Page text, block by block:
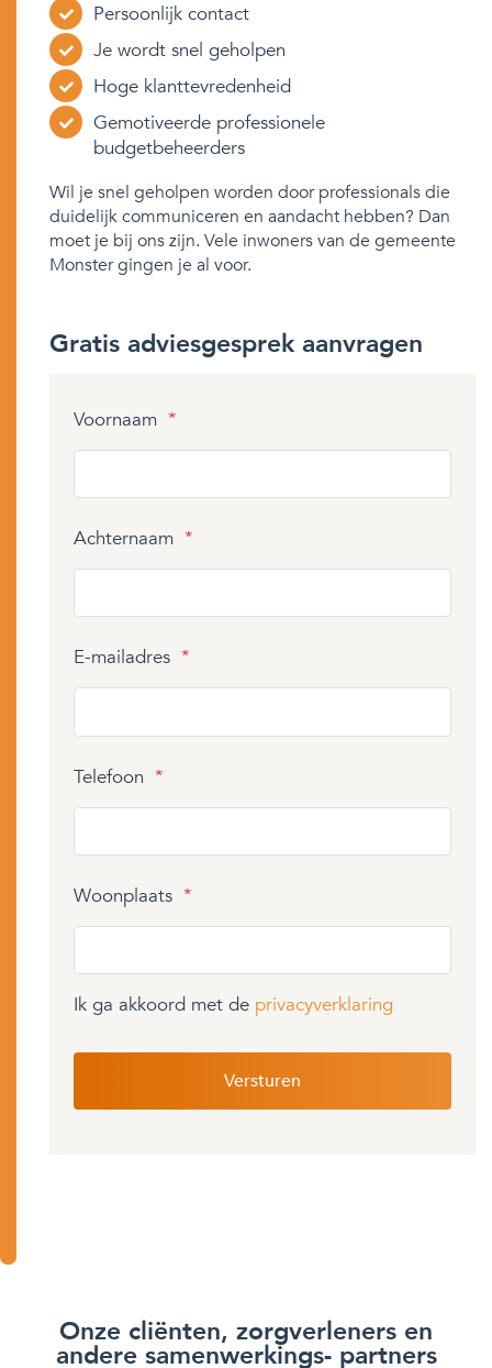
Persoonlijk contact
Je wordt snel geholpen
Hoge klanttevredenheid
Gemotiveerde professionele
budgetbeheerders
Wil je snel geholpen worden door professionals die
duidelijk communiceren en aandacht hebben? Dan
moet je bij ons zijn. Vele inwoners van de gemeente
Monster gingen je al voor.
Gratis adviesgesprek aanvragen
Voornaam *
Achternaam *
E-mailadres *
Telefoon *
Woonplaats *
Ik ga akkoord met de privacyverklaring
Onze cliënten, zorgverleners en
andere samenwerkings- partners